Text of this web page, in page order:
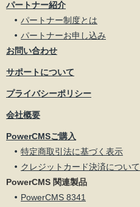
パートナー紹介
パートナー制度とは
パートナーお申し込み
お問い合わせ
サポートについて
プライバシーポリシー
会社概要
PowerCMSご購入
特定商取引法に基づく表示
クレジットカード決済について
PowerCMS 関連製品
PowerCMS 8341